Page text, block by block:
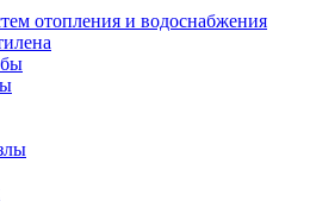
отопления и водоснабжения